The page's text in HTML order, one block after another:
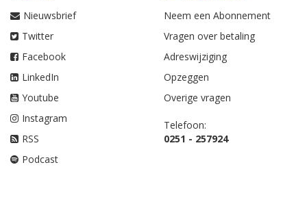
Nieuwsbrief
Twitter
Facebook
LinkedIn
Youtube
Instagram
RSS
Podcast
Neem een Abonnement
Vragen over betaling
Adreswijziging
Opzeggen
Overige vragen
Telefoon:
0251 - 257924